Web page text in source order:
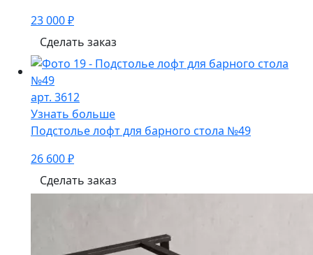
23 000 ₽
Сделать заказ
арт. 3612
Узнать больше
Подстолье лофт для барного стола №49
26 600 ₽
Сделать заказ